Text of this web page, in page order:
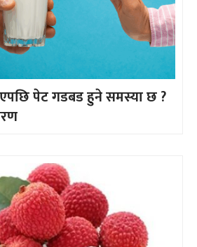
पेट गडबड हुने समस्या छ ?